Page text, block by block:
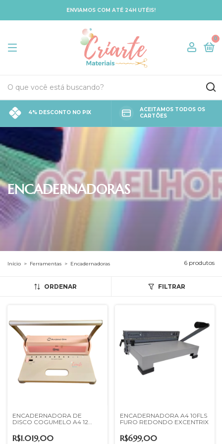
ENVIAMOS COM ATÉ 24H UTÉIS!
0
4% DESCONTO NO PIX
ACEITAMOS TODOS OS
CARTÕES
ENCADERNADORAS
Início > Ferramentas > Encadernadoras 6 produtos
ORDENAR FILTRAR
ENCADERNADORA DE
DISCO COGUMELO A4 12
R$1.019,00
ENCADERNADORA A4 10FLS
FURO REDONDO EXCENTRIX
R$699,00